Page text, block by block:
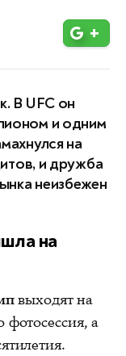
+
В UFC он
и одним
на
и дружба
неизбежен
на
выходят на
фотосессия, а